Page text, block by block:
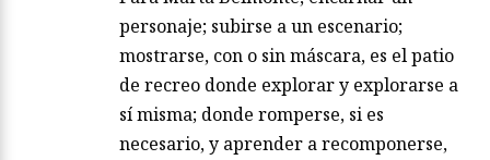
personaje; subirse a un escenario;
mostrarse, con o sin máscara, es el patio
de recreo donde explorar y explorarse a
sí misma; donde romperse, si es
necesario, y aprender a recomponerse,